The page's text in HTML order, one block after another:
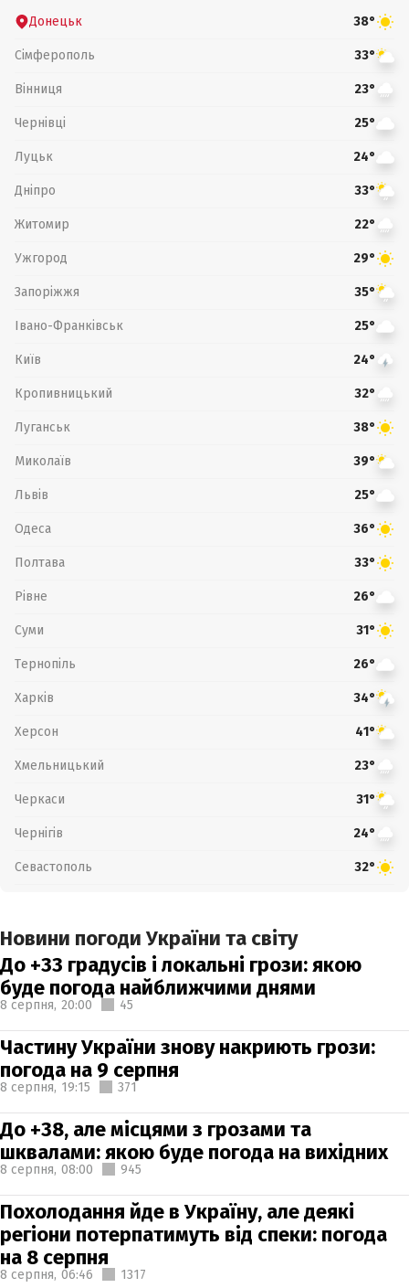
Донецьк 38°
Сімферополь 33°
Вінниця 23°
Чернівці 25°
Луцьк 24°
Дніпро 33°
Житомир 22°
Ужгород 29°
Запоріжжя 35°
Івано-Франківськ 25°
Київ 24°
Кропивницький 32°
Луганськ 38°
Миколаїв 39°
Львів 25°
Одеса 36°
Полтава 33°
Рівне 26°
Суми 31°
Тернопіль 26°
Харків 34°
Херсон 41°
Хмельницький 23°
Черкаси 31°
Чернігів 24°
Севастополь 32°
Новини погоди України та світу
До +33 градусів і локальні грози: якою
буде погода найближчими днями
8 серпня, 20:00 45
Частину України знову накриють грози:
погода на 9 серпня
8 серпня, 19:15 371
До +38, але місцями з грозами та
шквалами: якою буде погода на вихідних
8 серпня, 08:00 945
Похолодання йде в Україну, але деякі
регіони потерпатимуть від спеки: погода
на 8 серпня
8 серпня, 06:46 1317